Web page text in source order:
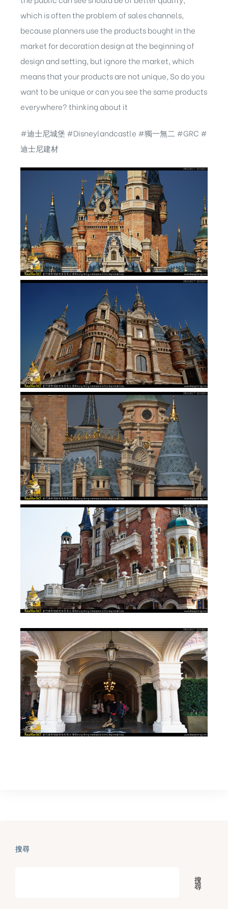
which is often the problem of sales channels,
because planners use the products bought in the
market for decoration design at the beginning of
design and setting, but ignore the market, which
means that your products are not unique, So do you
want to be unique or can you see the same products
everywhere? thinking about it
#迪士尼城堡 #Disneylandcastle #獨一無二 #GRC #
迪士尼建材
搜尋
搜
尋